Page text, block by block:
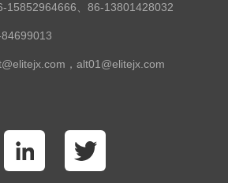
15852964666、86-13801428032
，alt01@elitejx.com